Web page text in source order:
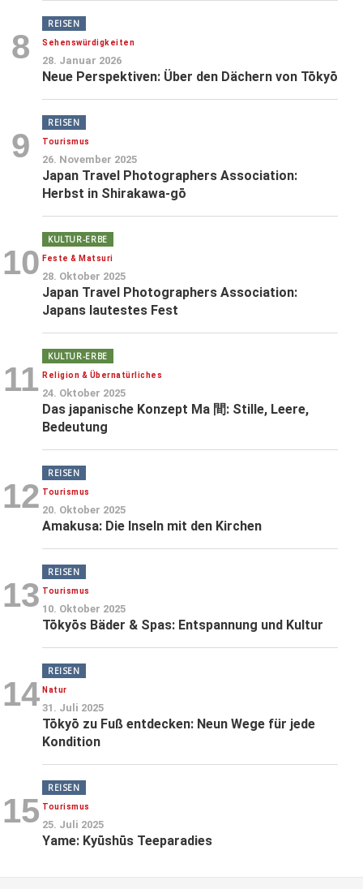
8
REISEN
Sehenswürdigkeiten
28. Januar 2026
Neue Perspektiven: Über den Dächern von Tōkyō
9
REISEN
Tourismus
26. November 2025
Japan Travel Photographers Association:
Herbst in Shirakawa-gō
10
KULTUR-ERBE
Feste & Matsuri
28. Oktober 2025
Japan Travel Photographers Association:
Japans lautestes Fest
11
KULTUR-ERBE
Religion & Übernatürliches
24. Oktober 2025
Das japanische Konzept Ma 間: Stille, Leere,
Bedeutung
12
REISEN
Tourismus
20. Oktober 2025
Amakusa: Die Inseln mit den Kirchen
13
REISEN
Tourismus
10. Oktober 2025
Tōkyōs Bäder & Spas: Entspannung und Kultur
14
REISEN
Natur
31. Juli 2025
Tōkyō zu Fuß entdecken: Neun Wege für jede
Kondition
15
REISEN
Tourismus
25. Juli 2025
Yame: Kyūshūs Teeparadies